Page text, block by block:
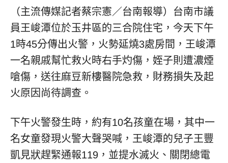
（主流傳媒記者蔡宗憲／台南報導）台南市議
員王峻潭位於玉井區的三合院住宅，今天下午
1時45分傳出火警，火勢延燒3處房間，王峻潭
一名親戚幫忙救火時右手灼傷，姪子則遭濃煙
嗆傷，送往麻豆新樓醫院急救，財務損失及起
火原因尚待調查。
下午火警發生時，約有10名孩童在場，其中一
名女童發現火警大聲哭喊，王峻潭的兒子王豐
凱見狀趕緊通報119，並提水滅火、關閉總電